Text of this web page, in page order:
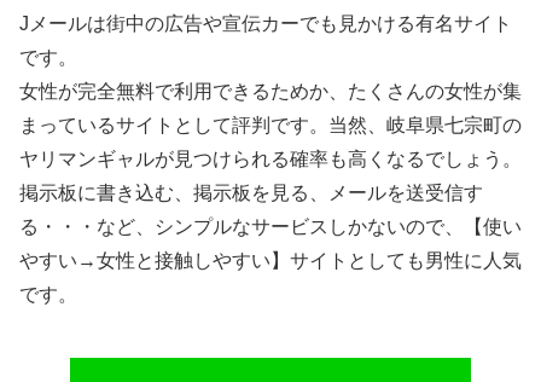
Jメールは街中の広告や宣伝カーでも見かける有名サイト
です。
女性が完全無料で利用できるためか、たくさんの女性が集
まっているサイトとして評判です。当然、岐阜県七宗町の
ヤリマンギャルが見つけられる確率も高くなるでしょう。
掲示板に書き込む、掲示板を見る、メールを送受信す
る・・・など、シンプルなサービスしかないので、【使い
やすい→女性と接触しやすい】サイトとしても男性に人気
です。